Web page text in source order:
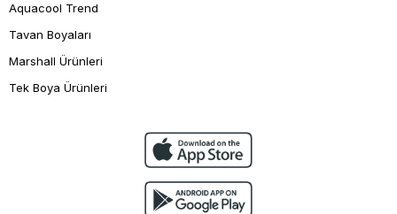
Aquacool Trend
Tavan Boyaları
Marshall Ürünleri
Tek Boya Ürünleri